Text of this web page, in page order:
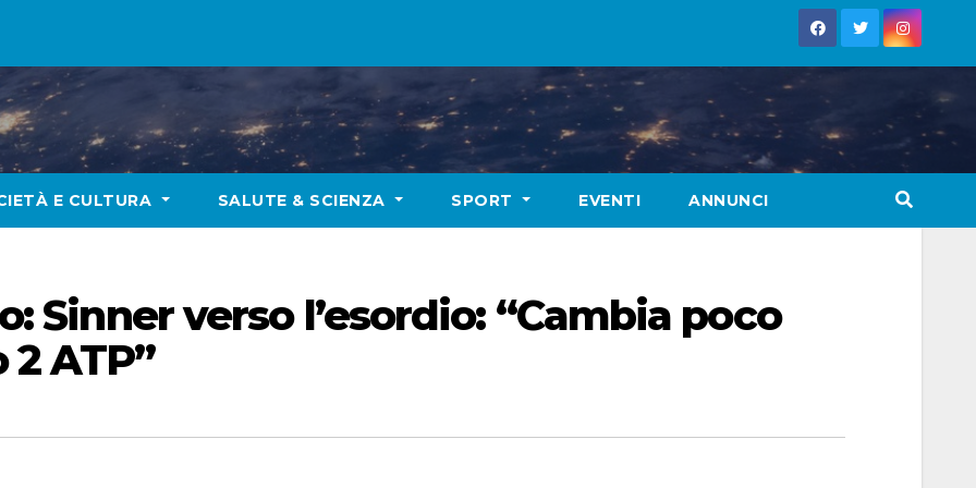
E CULTURA SALUTE & SCIENZA SPORT EVENTI ANNUNCI
Sinner verso l’esordio: “Cambia poco
ATP”